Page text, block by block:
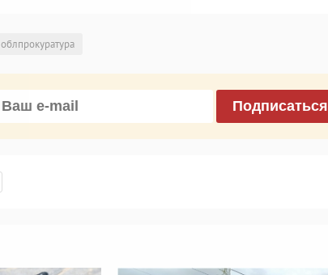
облпрокуратура
Подписаться